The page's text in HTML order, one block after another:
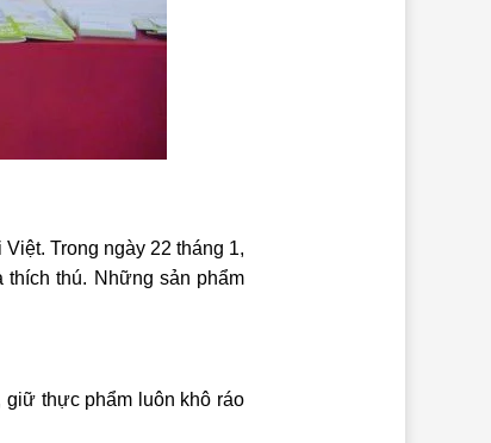
Trong ngày 22 tháng 1,
thú. Những sản phẩm
giữ thực phẩm luôn khô ráo